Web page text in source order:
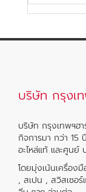
บริษัท กรุงเ
บริษัท กรุงเทพฯฮ
กิจการมา กว่า 15
อะไหล่แท้ และศูนย์
โดยมุ่งเน้นเครื่อง
, สเปน , สวิสเซอ